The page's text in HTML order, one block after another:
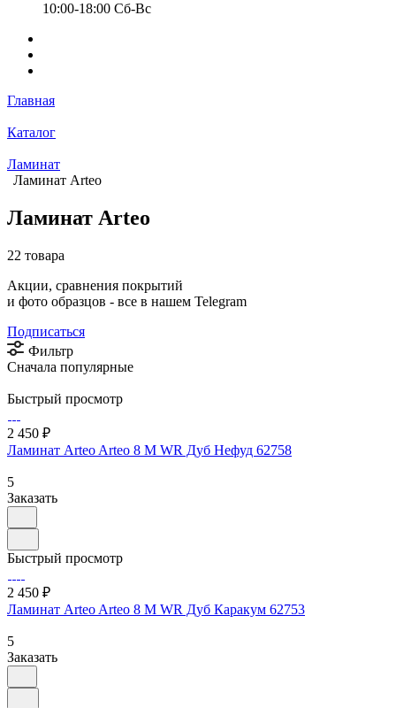
10:00-18:00 Cб-Вс
Главная
Каталог
Ламинат
Ламинат Arteo
Ламинат Arteo
22 товара
Акции, сравнения покрытий
и фото образцов - все в нашем Telegram
Подписаться
Фильтр
Сначала популярные
Быстрый просмотр
2 450 ₽
Ламинат Arteo Arteo 8 M WR Дуб Нефуд 62758
5
Заказать
Быстрый просмотр
2 450 ₽
Ламинат Arteo Arteo 8 M WR Дуб Каракум 62753
5
Заказать